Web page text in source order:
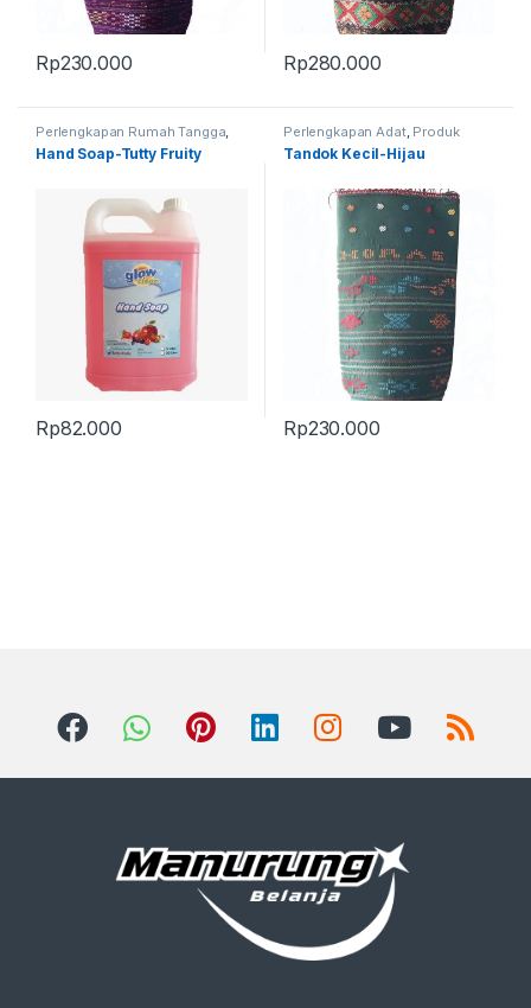
Rp230.000 Rp280.000
Perlengkapan Rumah Tangga,
Produk Terbaru
Hand Soap-Tutty Fruity
Rp82.000
Perlengkapan Adat, Produk
Terbaru, Tandok
Tandok Kecil-Hijau
Rp230.000